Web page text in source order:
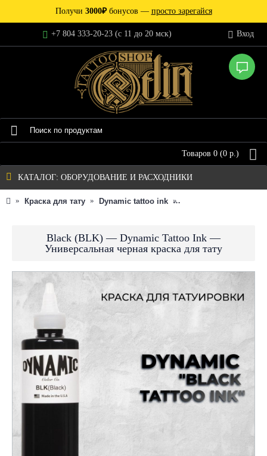
Получи 3000₽бонусов — просто зарегайся
+7 804 333-20-23 (c 11 до 20 мск) Вход
Товаров 0 (0 р.)
КАТАЛОГ: ОБОРУДОВАНИЕ И РАСХОДНИКИ
Краска для тату Dynamic tattoo ink
Black (BLK) — Dynamic Tattoo Ink —
Универсальная черная краска для тату